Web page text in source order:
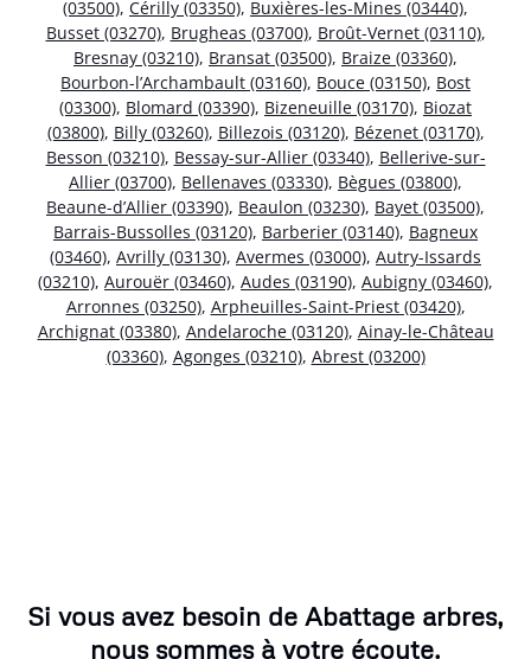
(03500), Cérilly (03350), Buxières-les-Mines (03440),
Busset (03270), Brugheas (03700), Broût-Vernet (03110),
Bresnay (03210), Bransat (03500), Braize (03360),
Bourbon-l’Archambault (03160), Bouce (03150), Bost
(03300), Blomard (03390), Bizeneuille (03170), Biozat
(03800), Billy (03260), Billezois (03120), Bézenet (03170),
Besson (03210), Bessay-sur-Allier (03340), Bellerive-sur-
Allier (03700), Bellenaves (03330), Bègues (03800),
Beaune-d’Allier (03390), Beaulon (03230), Bayet (03500),
Barrais-Bussolles (03120), Barberier (03140), Bagneux
(03460), Avrilly (03130), Avermes (03000), Autry-Issards
(03210), Aurouër (03460), Audes (03190), Aubigny (03460),
Arronnes (03250), Arpheuilles-Saint-Priest (03420),
Archignat (03380), Andelaroche (03120), Ainay-le-Château
(03360), Agonges (03210), Abrest (03200)
Si vous avez besoin de Abattage arbres,
nous sommes à votre écoute.